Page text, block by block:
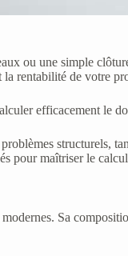
ou une simple
la rentabilité de votre
efficacement le
structurels,
pour maîtriser le
Sa